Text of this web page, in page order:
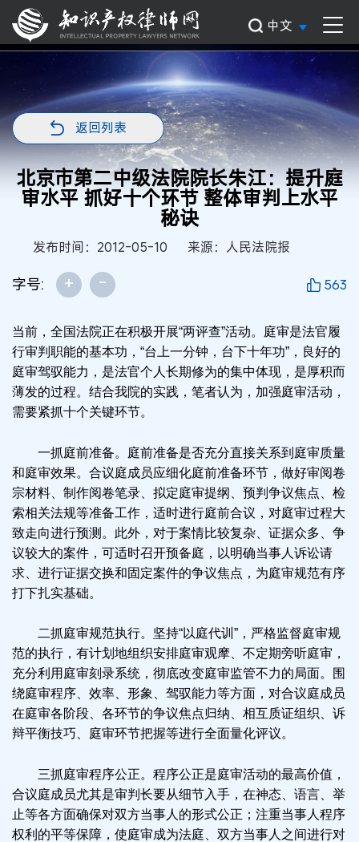
中文
返回列表
北京市第二中级法院院长朱江：提升庭
审水平 抓好十个环节 整体审判上水平
秘诀
发布时间：2012-05-10 来源：人民法院报
字号: + - 563
当前，全国法院正在积极开展“两评查”活动。庭审是法官履
行审判职能的基本功，“台上一分钟，台下十年功”，良好的
庭审驾驭能力，是法官个人长期修为的集中体现，是厚积而
薄发的过程。结合我院的实践，笔者认为，加强庭审活动，
需要紧抓十个关键环节。
一抓庭前准备。庭前准备是否充分直接关系到庭审质量
和庭审效果。合议庭成员应细化庭前准备环节，做好审阅卷
宗材料、制作阅卷笔录、拟定庭审提纲、预判争议焦点、检
索相关法规等准备工作，适时进行庭前合议，对庭审过程大
致走向进行预测。此外，对于案情比较复杂、证据众多、争
议较大的案件，可适时召开预备庭，以明确当事人诉讼请
求、进行证据交换和固定案件的争议焦点，为庭审规范有序
打下扎实基础。
二抓庭审规范执行。坚持“以庭代训”，严格监督庭审规
范的执行，有计划地组织安排庭审观摩、不定期旁听庭审，
充分利用庭审刻录系统，彻底改变庭审监管不力的局面。围
绕庭审程序、效率、形象、驾驭能力等方面，对合议庭成员
在庭审各阶段、各环节的争议焦点归纳、相互质证组织、诉
辩平衡技巧、庭审环节把握等进行全面量化评议。
三抓庭审程序公正。程序公正是庭审活动的最高价值，
合议庭成员尤其是审判长要从细节入手，在神态、语言、举
止等各方面确保对双方当事人的形式公正；注重当事人程序
权利的平等保障，使庭审成为法庭、双方当事人之间进行对